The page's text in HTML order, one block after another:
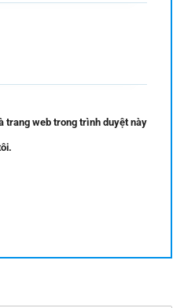
trang web trong trình duyệt này